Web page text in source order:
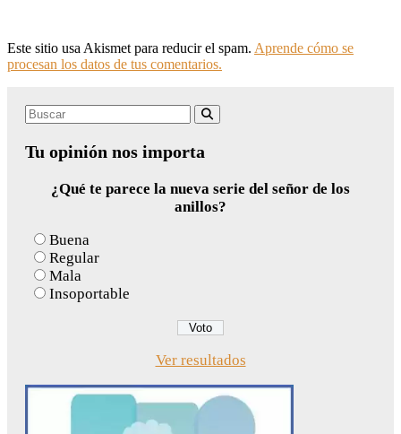
Este sitio usa Akismet para reducir el spam. Aprende cómo se
procesan los datos de tus comentarios.
Search
Tu opinión nos importa
¿Qué te parece la nueva serie del señor de los
anillos?
Buena
Regular
Mala
Insoportable
Ver resultados